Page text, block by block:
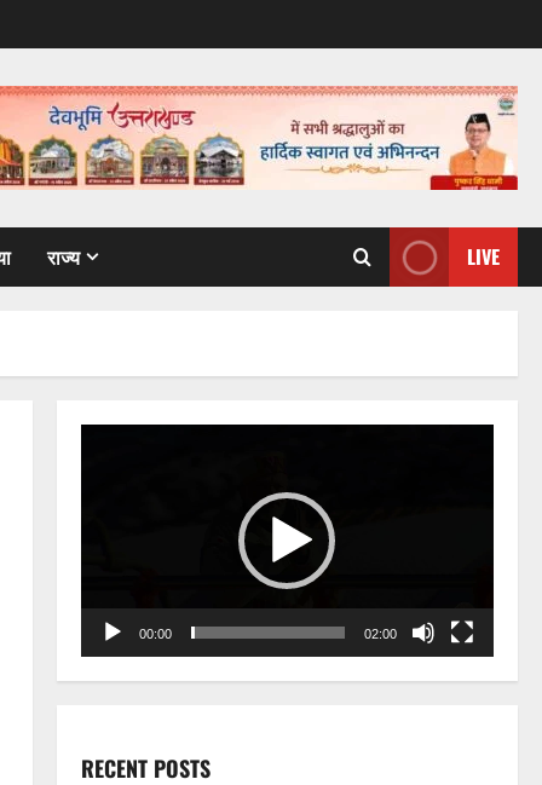
राज्य LIVE
00:00 02:00
RECENT POSTS